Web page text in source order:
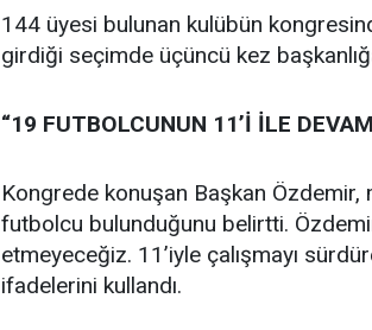
144 üyesi bulunan kulübün
girdiği seçimde üçüncü kez
“19 FUTBOLCUNUN 11’İ İLE
Kongrede konuşan Başkan
futbolcu bulunduğunu belirtti.
etmeyeceğiz. 11’iyle çalışmayı
ifadelerini kullandı.